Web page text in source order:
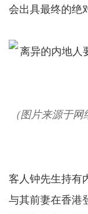
会出具最终的绝
（图片来源于
客人钟先生持有
与其前妻在香港